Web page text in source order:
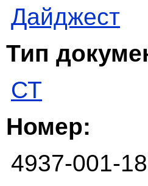
Дайджест
Тип
СТ
Номер:
4937-001-